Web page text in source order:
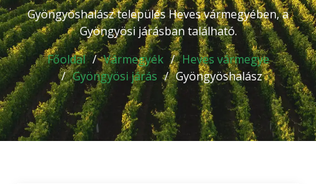
Gyöngyöshalász település Heves vármegyében, a
Gyöngyösi járásban található.
Főoldal
Vármegyék
Heves vármegye
Gyöngyösi járás
Gyöngyöshalász